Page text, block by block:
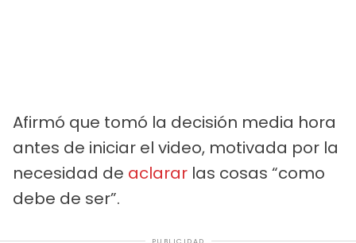
Afirmó que tomó la decisión media hora
antes de iniciar el video, motivada por la
necesidad de aclarar las cosas “como
debe de ser”.